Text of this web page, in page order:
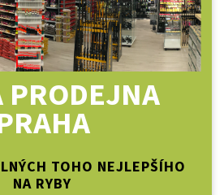
PRODEJNA
TOHO NEJLEPŠÍHO
NA RYBY